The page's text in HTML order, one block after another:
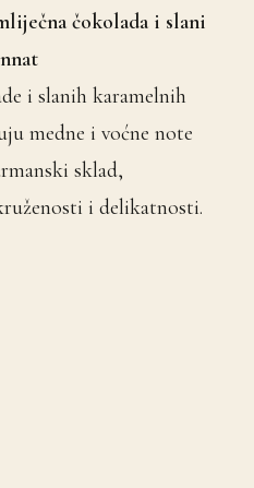
čokolada i slani
i slanih karamelnih
medne i voćne note
sklad,
i delikatnosti.